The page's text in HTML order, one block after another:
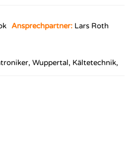
Ansprechpartner: Lars Roth
Wuppertal, Kältetechnik,